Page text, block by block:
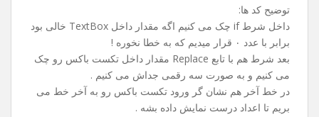
توضیح کد ها:
داخل شرط if چک می کنیم اگه مقدار داخل TextBox خالی بود
برابر با عدد ۰ قرار میدیم که به خطا نخوره !
بعد شرط هم با تابع Replace مقدار داخل تکست باکس رو چک
می کنیم و به صورت سه رقمی جداش می کنیم .
در خط آخر هم نشان گر ورود تکست باکس رو به آخر خط می
بریم تا اعداد درست نمایش داده بشه .